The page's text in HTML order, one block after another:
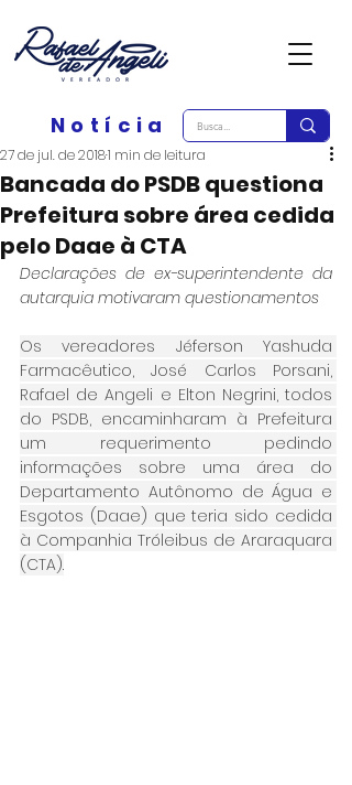
Notícia
Bancada do PSDB questiona
Prefeitura sobre área cedida
pelo Daae à CTA
27 de jul. de 20181 min de leitura
Declarações de ex-superintendente da
autarquia motivaram questionamentos
Os vereadores Jéferson Yashuda
Farmacêutico, José Carlos Porsani,
Rafael de Angeli e Elton Negrini, todos
do PSDB, encaminharam à Prefeitura
um requerimento pedindo
informações sobre uma área do
Departamento Autônomo de Água e
Esgotos (Daae) que teria sido cedida
à Companhia Tróleibus de Araraquara
(CTA).